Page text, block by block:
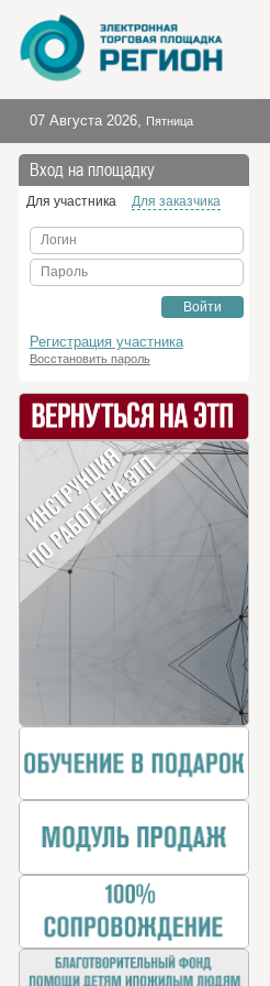
07 Августа 2026, Пятница
Вход на площадку
Для участника Для заказчика
Логин
Пароль
Войти
Регистрация участника
Восстановить пароль